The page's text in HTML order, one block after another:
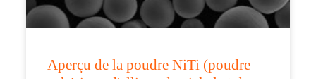
Aperçu de la poudre NiTi (poudre